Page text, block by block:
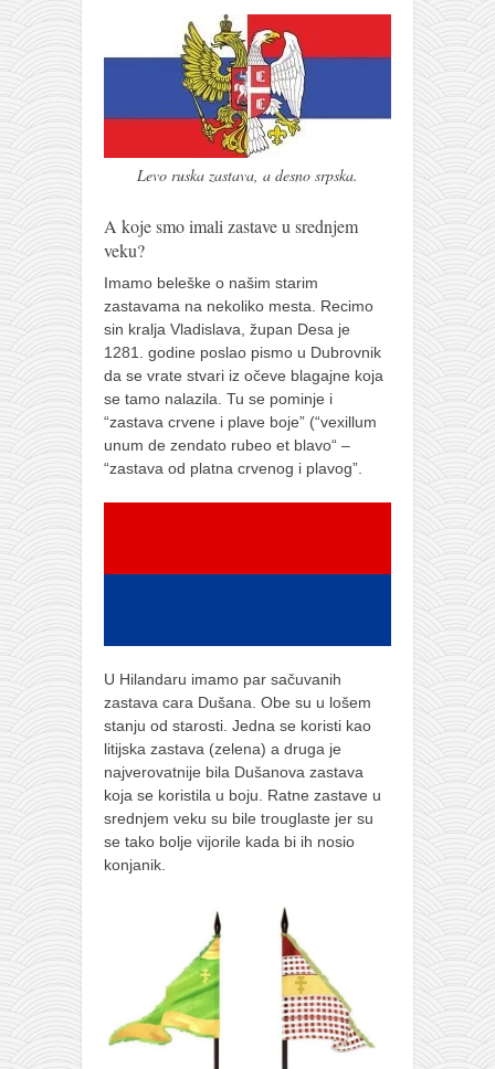
tsunami dojo
galerija kluba
članarina
kontakt
besplatna e-knjiga
termini treninga
moja priča
moja priča
fotke
kontakt
Levo ruska zastava, a desno srpska.
A koje smo imali zastave u srednjem
veku?
Imamo beleške o našim starim
zastavama na nekoliko mesta. Recimo
sin kralja Vladislava, župan Desa je
1281. godine poslao pismo u Dubrovnik
da se vrate stvari iz očeve blagajne koja
se tamo nalazila. Tu se pominje i
“zastava crvene i plave boje” (“vexillum
unum de zendato rubeo et blavo“ –
“zastava od platna crvenog i plavog”.
U Hilandaru imamo par sačuvanih
zastava cara Dušana. Obe su u lošem
stanju od starosti. Jedna se koristi kao
litijska zastava (zelena) a druga je
najverovatnije bila Dušanova zastava
koja se koristila u boju. Ratne zastave u
srednjem veku su bile trouglaste jer su
se tako bolje vijorile kada bi ih nosio
konjanik.